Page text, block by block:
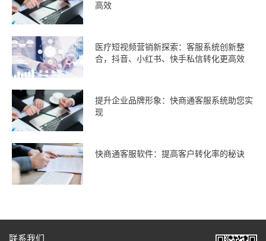
高效
医疗短视频营销新探索：客服系统创新整
合，抖音、小红书、快手私信转化更高效
提升企业品牌形象：快商通客服系统助您实
现
快商通客服软件：提高客户转化率的秘诀
联系我们